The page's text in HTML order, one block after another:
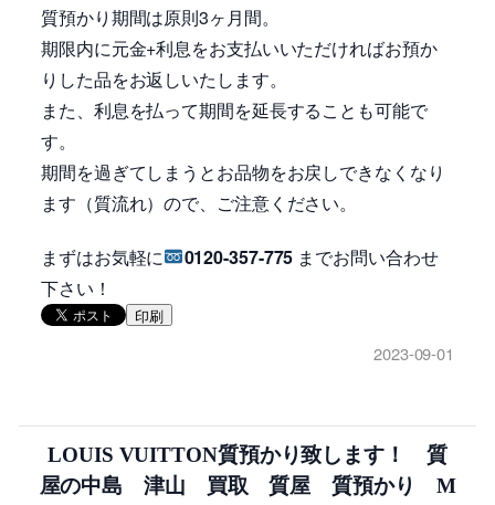
質預かり期間は原則3ヶ月間。
期限内に元金+利息をお支払いいただければお預か
りした品をお返しいたします。
また、利息を払って期間を延長することも可能で
す。
期間を過ぎてしまうとお品物をお戻しできなくなり
ます（質流れ）ので、ご注意ください。
まずはお気軽に 0120-357-775 までお問い合わせ
下さい！
印刷
2023-09-01
LOUIS VUITTON質預かり致します！ 質
屋の中島 津山 買取 質屋 質預かり M